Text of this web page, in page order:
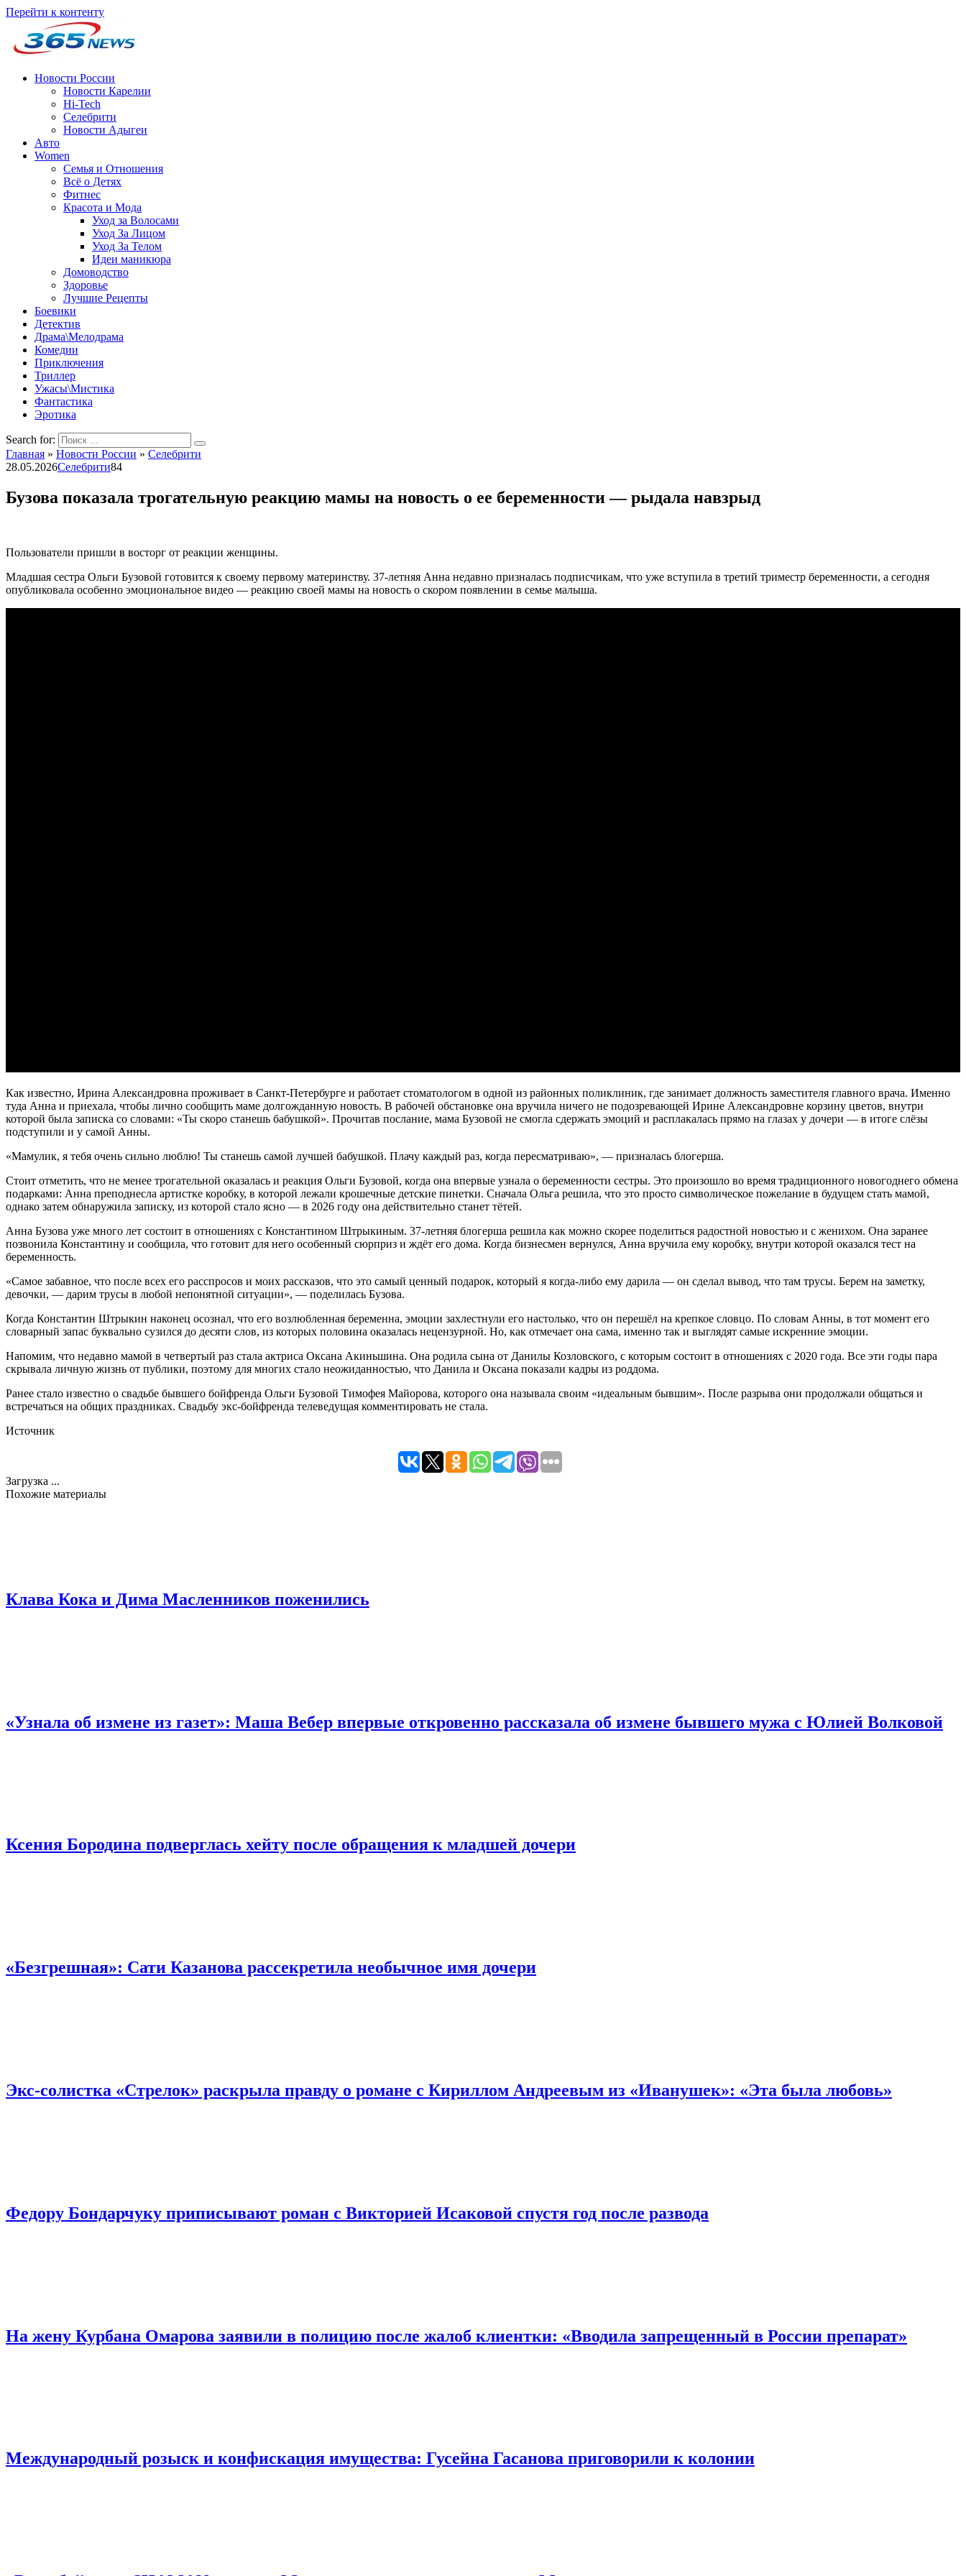
Перейти к контенту
Новости России
Новости Карелии
Hi-Tech
Селебрити
Новости Адыгеи
Авто
Women
Семья и Отношения
Всё о Детях
Фитнес
Красота и Мода
Уход за Волосами
Уход За Лицом
Уход За Телом
Идеи маникюра
Домоводство
Здоровье
Лучшие Рецепты
Боевики
Детектив
Драма\Мелодрама
Комедии
Приключения
Триллер
Ужасы\Мистика
Фантастика
Эротика
Search for:
Главная » Новости России » Селебрити
28.05.2026Селебрити84
Бузова показала трогательную реакцию мамы на новость о ее беременности — рыдала навзрыд
Пользователи пришли в восторг от реакции женщины.
Младшая сестра Ольги Бузовой готовится к своему первому материнству. 37-летняя Анна недавно призналась подписчикам, что уже вступила в третий триместр беременности, а сегодня
опубликовала особенно эмоциональное видео — реакцию своей мамы на новость о скором появлении в семье малыша.
Как известно, Ирина Александровна проживает в Санкт-Петербурге и работает стоматологом в одной из районных поликлиник, где занимает должность заместителя главного врача. Именно
туда Анна и приехала, чтобы лично сообщить маме долгожданную новость. В рабочей обстановке она вручила ничего не подозревающей Ирине Александровне корзину цветов, внутри
которой была записка со словами: «Ты скоро станешь бабушкой». Прочитав послание, мама Бузовой не смогла сдержать эмоций и расплакалась прямо на глазах у дочери — в итоге слёзы
подступили и у самой Анны.
«Мамулик, я тебя очень сильно люблю! Ты станешь самой лучшей бабушкой. Плачу каждый раз, когда пересматриваю», — призналась блогерша.
Стоит отметить, что не менее трогательной оказалась и реакция Ольги Бузовой, когда она впервые узнала о беременности сестры. Это произошло во время традиционного новогоднего обмена
подарками: Анна преподнесла артистке коробку, в которой лежали крошечные детские пинетки. Сначала Ольга решила, что это просто символическое пожелание в будущем стать мамой,
однако затем обнаружила записку, из которой стало ясно — в 2026 году она действительно станет тётей.
Анна Бузова уже много лет состоит в отношениях с Константином Штрыкиным. 37-летняя блогерша решила как можно скорее поделиться радостной новостью и с женихом. Она заранее
позвонила Константину и сообщила, что готовит для него особенный сюрприз и ждёт его дома. Когда бизнесмен вернулся, Анна вручила ему коробку, внутри которой оказался тест на
беременность.
«Самое забавное, что после всех его расспросов и моих рассказов, что это самый ценный подарок, который я когда-либо ему дарила — он сделал вывод, что там трусы. Берем на заметку,
девочки, — дарим трусы в любой непонятной ситуации», — поделилась Бузова.
Когда Константин Штрыкин наконец осознал, что его возлюбленная беременна, эмоции захлестнули его настолько, что он перешёл на крепкое словцо. По словам Анны, в тот момент его
словарный запас буквально сузился до десяти слов, из которых половина оказалась нецензурной. Но, как отмечает она сама, именно так и выглядят самые искренние эмоции.
Напомим, что недавно мамой в четвертый раз стала актриса Оксана Акиньшина. Она родила сына от Данилы Козловского, с которым состоит в отношениях с 2020 года. Все эти годы пара
скрывала личную жизнь от публики, поэтому для многих стало неожиданностью, что Данила и Оксана показали кадры из роддома.
Ранее стало известно о свадьбе бывшего бойфренда Ольги Бузовой Тимофея Майорова, которого она называла своим «идеальным бывшим». После разрыва они продолжали общаться и
встречаться на общих праздниках. Свадьбу экс-бойфренда телеведущая комментировать не стала.
Источник
Загрузка ...
Похожие материалы
Клава Кока и Дима Масленников поженились
«Узнала об измене из газет»: Маша Вебер впервые откровенно рассказала об измене бывшего мужа с Юлией Волковой
Ксения Бородина подверглась хейту после обращения к младшей дочери
«Безгрешная»: Сати Казанова рассекретила необычное имя дочери
Экс-солистка «Стрелок» раскрыла правду о романе с Кириллом Андреевым из «Иванушек»: «Эта была любовь»
Федору Бондарчуку приписывают роман с Викторией Исаковой спустя год после развода
На жену Курбана Омарова заявили в полицию после жалоб клиентки: «Вводила запрещенный в России препарат»
Международный розыск и конфискация имущества: Гусейна Гасанова приговорили к колонии